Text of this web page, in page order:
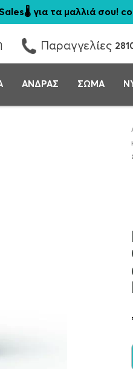
για τα μαλλιά σου!
Παραγγελίες
ΑΝΔΡΑΣ ΣΩΜΑ